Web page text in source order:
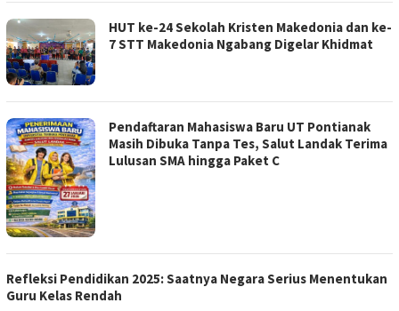
HUT ke-24 Sekolah Kristen Makedonia dan ke-
7 STT Makedonia Ngabang Digelar Khidmat
Pendaftaran Mahasiswa Baru UT Pontianak
Masih Dibuka Tanpa Tes, Salut Landak Terima
Lulusan SMA hingga Paket C
Refleksi Pendidikan 2025: Saatnya Negara Serius Menentukan
Guru Kelas Rendah